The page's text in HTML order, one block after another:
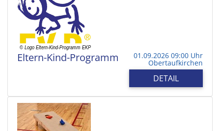
Eltern-Kind-Programm 01.09.2026 09:00 Uhr
Obertaufkirchen
DETAIL